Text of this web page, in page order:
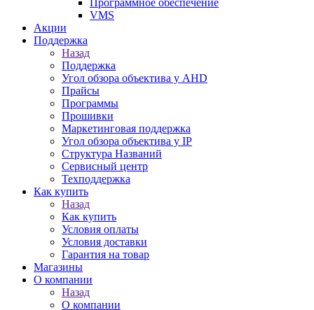
Программное обеспечение
VMS
Акции
Поддержка
Назад
Поддержка
Угол обзора объектива у AHD
Прайсы
Программы
Прошивки
Маркетинговая поддержка
Угол обзора объектива у IP
Структура Названий
Сервисный центр
Техподдержка
Как купить
Назад
Как купить
Условия оплаты
Условия доставки
Гарантия на товар
Магазины
О компании
Назад
О компании